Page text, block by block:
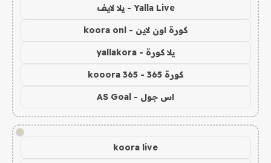
Yalla Live - يلا لايف
كورة اون لاين - koora onl
يلا كورة - yallakora
كورة 365 - kooora 365
اس جول - AS Goal
!
koora live